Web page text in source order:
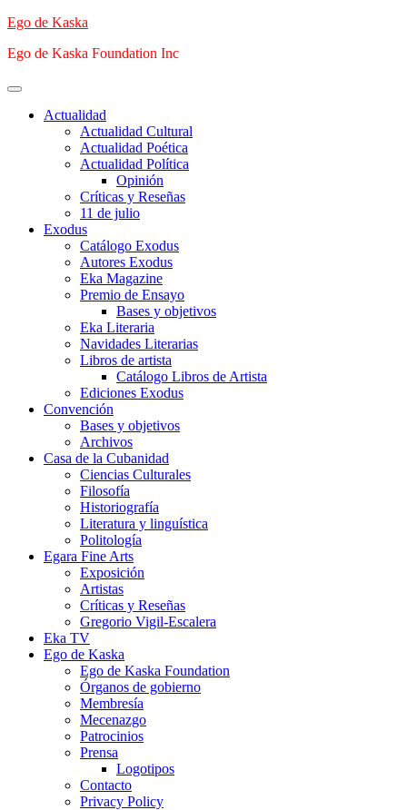
Saltar
contenido
Ego de Kaska
Ego de Kaska Foundation Inc
Menú
principalActualidad
Actualidad Cultural
Actualidad Poética
Actualidad Política
Opinión
Críticas y Reseñas
11 de julio
Exodus
Catálogo Exodus
Autores Exodus
Eka Magazine
Premio de Ensayo
Bases y objetivos
Eka Literaria
Navidades Literarias
Libros de artista
Catálogo Libros de Artista
Ediciones Exodus
Convención
Bases y objetivos
Archivos
Casa de la Cubanidad
Ciencias Culturales
Filosofía
Historiografía
Literatura y linguística
Politología
Egara Fine Arts
Exposición
Artistas
Críticas y Reseñas
Gregorio Vigil-Escalera
Eka TV
Ego de Kaska
Ego de Kaska Foundation
Órganos de gobierno
Membresía
Mecenazgo
Patrocinios
Prensa
Logotipos
Contacto
Privacy Policy